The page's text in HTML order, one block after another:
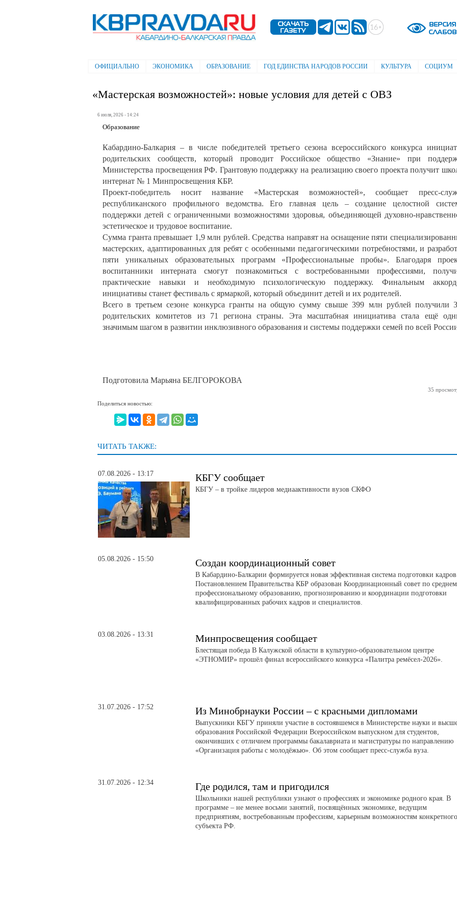
содержанию
Электронная газета "Кабардино-
Балкарская правда"
Главное меню
ОФИЦИАЛЬНО ЭКОНОМИКА ОБРАЗОВАНИЕ ГОД ЕДИНСТВА НАРОДОВ РОССИИ КУЛЬТУРА СОЦИУМ
«Мастерская возможностей»: новые условия для детей с ОВЗ
6 июля, 2026 - 14:24
Образование
Кабардино-Балкария – в числе победителей третьего сезона всероссийского конкурса
родительских сообществ, который проводит Российское общество «Знание» при
Министерства просвещения РФ. Грантовую поддержку на реализацию своего проекта получит
интернат № 1 Минпросвещения КБР.
Проект-победитель носит название «Мастерская возможностей», сообщает пресс-
республиканского профильного ведомства. Его главная цель – создание целостной
поддержки детей с ограниченными возможностями здоровья, объединяющей духовно-
эстетическое и трудовое воспитание.
Сумма гранта превышает 1,9 млн рублей. Средства направят на оснащение пяти
мастерских, адаптированных для ребят с особенными педагогическими потребностями, и
пяти уникальных образовательных программ «Профессиональные пробы». Благодаря
воспитанники интерната смогут познакомиться с востребованными профессиями,
практические навыки и необходимую психологическую поддержку. Финальным
инициативы станет фестиваль с ярмаркой, который объединит детей и их родителей.
Всего в третьем сезоне конкурса гранты на общую сумму свыше 399 млн рублей получили
родительских комитетов из 71 региона страны. Эта масштабная инициатива стала ещё
значимым шагом в развитии инклюзивного образования и системы поддержки семей по всей
Подготовила Марьяна БЕЛГОРОКОВА
35
Поделиться новостью:
ЧИТАТЬ ТАКЖЕ:
07.08.2026 - 13:17 КБГУ сообщает
КБГУ – в тройке лидеров медиаактивности вузов СКФО
05.08.2026 - 15:50 Создан координационный совет
В Кабардино-Балкарии формируется новая эффективная система подготовки
Постановлением Правительства КБР образован Координационный совет по
профессиональному образованию, прогнозированию и координации подготовки
квалифицированных рабочих кадров и специалистов.
03.08.2026 - 13:31 Минпросвещения сообщает
Блестящая победа В Калужской области в культурно-образовательном центре
«ЭТНОМИР» прошёл финал всероссийского конкурса «Палитра ремёсел-2026».
31.07.2026 - 17:52 Из Минобрнауки России – с красными дипломами
Выпускники КБГУ приняли участие в состоявшемся в Министерстве науки и
образования Российской Федерации Всероссийском выпускном для студентов,
окончивших с отличием программы бакалавриата и магистратуры по направлению
«Организация работы с молодёжью». Об этом сообщает пресс-служба вуза.
31.07.2026 - 12:34 Где родился, там и пригодился
Школьники нашей республики узнают о профессиях и экономике родного края. В
программе – не менее восьми занятий, посвящённых экономике, ведущим
предприятиям, востребованным профессиям, карьерным возможностям конкретного
субъекта РФ.